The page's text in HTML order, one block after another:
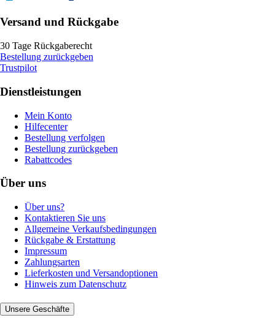
Versand und Rückgabe
30 Tage Rückgaberecht
Bestellung zurückgeben
Trustpilot
Dienstleistungen
Mein Konto
Hilfecenter
Bestellung verfolgen
Bestellung zurückgeben
Rabattcodes
Über uns
Über uns?
Kontaktieren Sie uns
Allgemeine Verkaufsbedingungen
Rückgabe & Erstattung
Impressum
Zahlungsarten
Lieferkosten und Versandoptionen
Hinweis zum Datenschutz
Unsere Geschäfte